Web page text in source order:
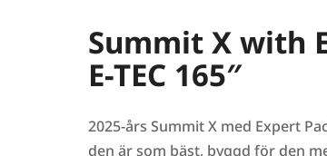
Summit X with
E-TEC 165″
2025-års Summit X med Expert
den är som bäst, byggd för den